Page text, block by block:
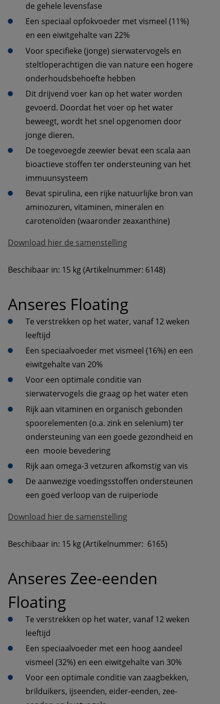
de gehele levensfase
Een speciaal opfokvoeder met vismeel (11%)
en een eiwitgehalte van 22%
Voor specifieke (jonge) sierwatervogels en
steltloperachtigen die van nature een hogere
onderhoudsbehoefte hebben
Dit drijvend voer kan op het water worden
gevoerd. Doordat het voer op het water
beweegt, wordt het snel opgenomen door
jonge dieren.
De toegevoegde zeewier bevat een scala aan
bioactieve stoffen ter ondersteuning van het
immuunsysteem
Bevat spirulina, een rijke natuurlijke bron van
aminozuren, vitaminen, mineralen en
carotenoïden (waaronder zeaxanthine)
Download hier de samenstelling
Beschibaar in: 15 kg (Artikelnummer: 6148)
Anseres Floating
Te verstrekken op het water, vanaf 12 weken
leeftijd
Een speciaalvoeder met vismeel (16%) en een
eiwitgehalte van 20%
Voor een optimale conditie van
sierwatervogels die graag op het water eten
Rijk aan vitaminen en organisch gebonden
spoorelementen (o.a. zink en selenium) ter
ondersteuning van een goede gezondheid en
een  mooie bevedering
Rijk aan omega-3 vetzuren afkomstig van vis
De aanwezige voedingsstoffen ondersteunen
een goed verloop van de ruiperiode
Download hier de samenstelling
Beschibaar in: 15 kg (Artikelnummer:  6165)
Anseres Zee-eenden
Floating
Te verstrekken op het water, vanaf 12 weken
leeftijd
Een speciaalvoeder met een hoog aandeel
vismeel (32%) en een eiwitgehalte van 30%
Voor een optimale conditie van zaagbekken,
brilduikers, ijseenden, eider-eenden, zee-